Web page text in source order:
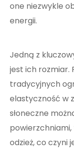
one niezwykle
energii.
Jedną z
jest ich rozmiar.
tradycyjnych
elastyczność w
słoneczne
odzież, co czyni